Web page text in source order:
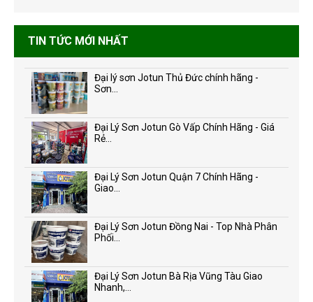
TIN TỨC MỚI NHẤT
Đại lý sơn Jotun Thủ Đức chính hãng -
Sơn...
Đại Lý Sơn Jotun Gò Vấp Chính Hãng - Giá
Rẻ...
Đại Lý Sơn Jotun Quận 7 Chính Hãng -
Giao...
Đại Lý Sơn Jotun Đồng Nai - Top Nhà Phân
Phối...
Đại Lý Sơn Jotun Bà Rịa Vũng Tàu Giao
Nhanh,...